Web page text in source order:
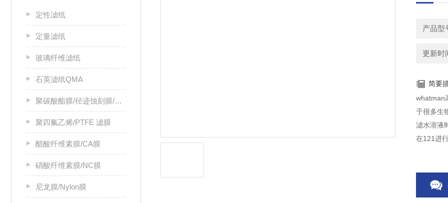
定性滤纸
定量滤纸
玻璃纤维滤纸
石英滤纸QMA
聚碳酸酯膜/径迹蚀刻膜/PC膜
聚四氟乙烯/PTFE 滤膜
醋酸纤维素膜/CA膜
硝酸纤维素膜/NC膜
尼龙膜/Nylon膜
产品型
更新时
简要
whatman
于很多生
滤水溶液
在121进